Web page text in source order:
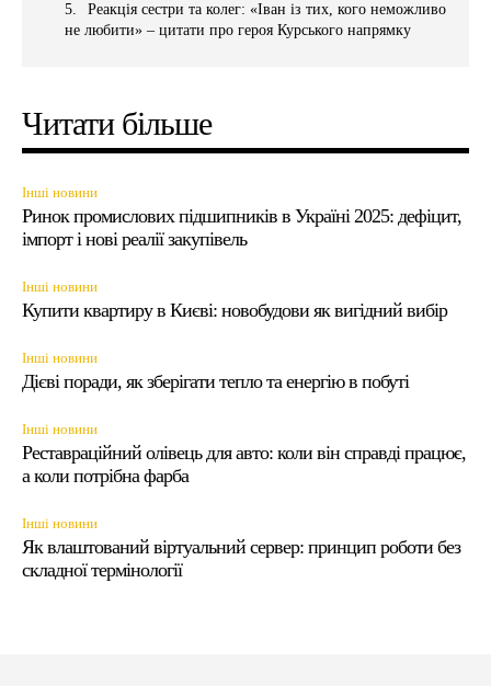
Реакція сестри та колег: «Іван із тих, кого неможливо
не любити» – цитати про героя Курського напрямку
Читати більше
Інші новини
Ринок промислових підшипників в Україні 2025: дефіцит,
імпорт і нові реалії закупівель
Інші новини
Купити квартиру в Києві: новобудови як вигідний вибір
Інші новини
Дієві поради, як зберігати тепло та енергію в побуті
Інші новини
Реставраційний олівець для авто: коли він справді працює,
а коли потрібна фарба
Інші новини
Як влаштований віртуальний сервер: принцип роботи без
складної термінології